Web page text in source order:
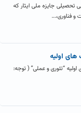
جایزه ملی ایثار که
و فناوری،...
های اولیه
“تئوری و عملی” ( توجه: